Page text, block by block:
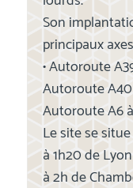
Son
principaux
• Autoroute
Autoroute
Autoroute A6
Le site se
à 1h20 de
à 2h de